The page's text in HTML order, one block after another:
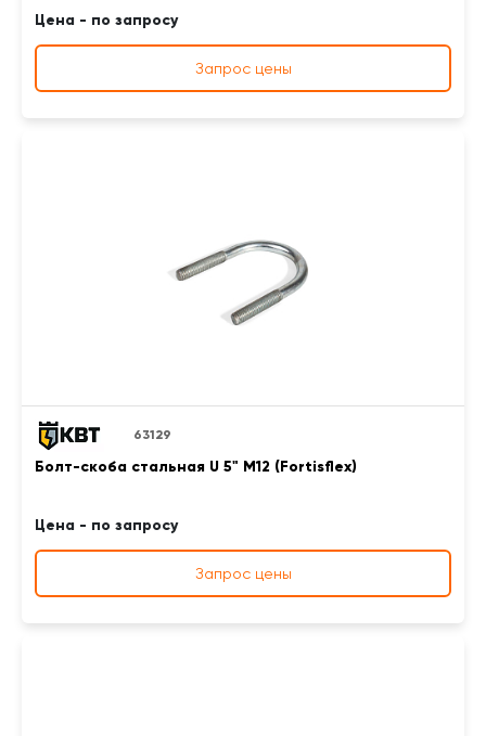
Цена - по запросу
Запрос цены
63129
Болт-скоба стальная U 5" М12 (Fortisflex)
Цена - по запросу
Запрос цены